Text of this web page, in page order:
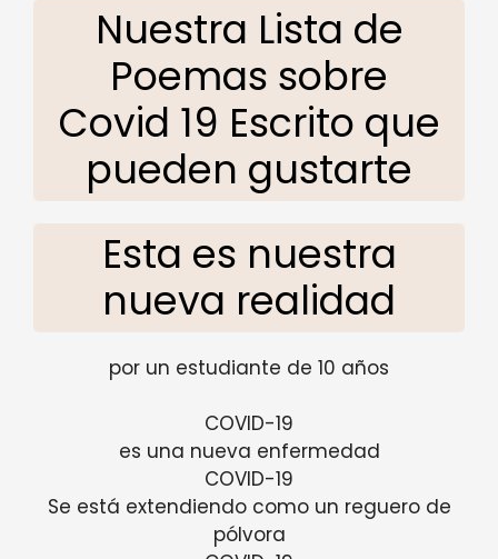
Nuestra Lista de
Poemas sobre
Covid 19 Escrito que
pueden gustarte
Esta es nuestra
nueva realidad
por un estudiante de 10 años
COVID-19
es una nueva enfermedad
COVID-19
Se está extendiendo como un reguero de
pólvora